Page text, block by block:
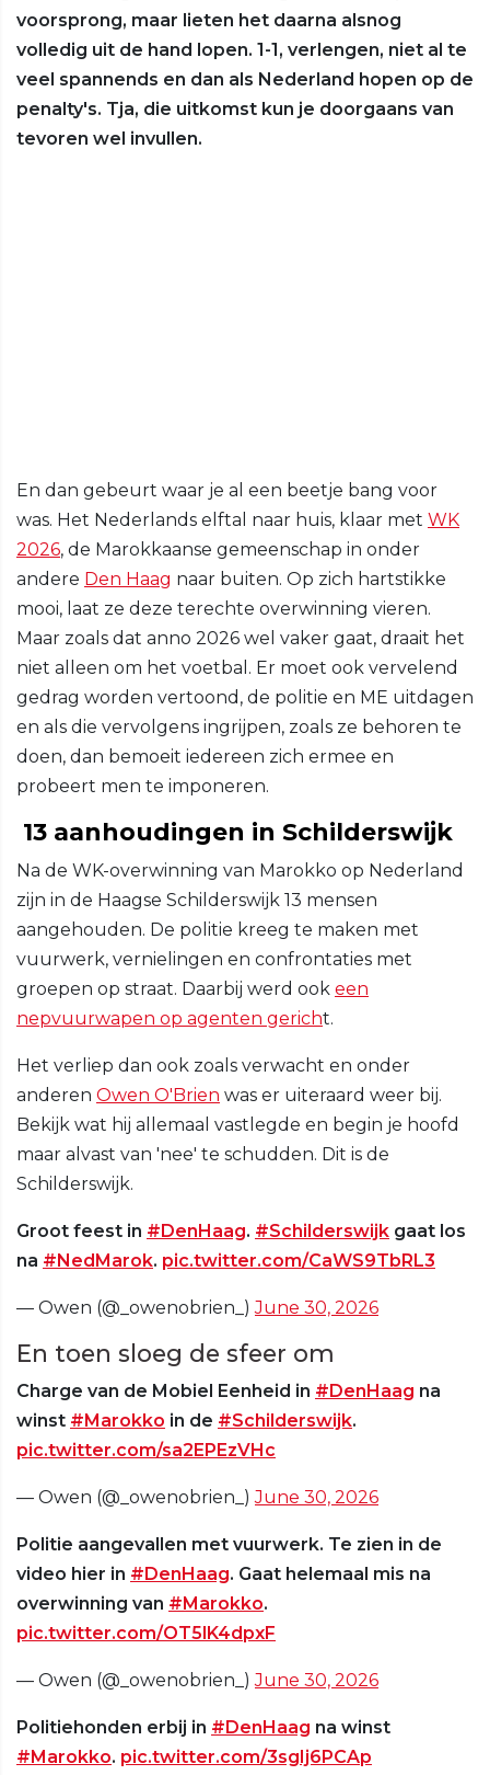
voorsprong, maar lieten het daarna alsnog
volledig uit de hand lopen. 1-1, verlengen, niet al te
veel spannends en dan als Nederland hopen op de
penalty's. Tja, die uitkomst kun je doorgaans van
tevoren wel invullen.
En dan gebeurt waar je al een beetje bang voor
was. Het Nederlands elftal naar huis, klaar met WK
2026, de Marokkaanse gemeenschap in onder
andere Den Haag naar buiten. Op zich hartstikke
mooi, laat ze deze terechte overwinning vieren.
Maar zoals dat anno 2026 wel vaker gaat, draait het
niet alleen om het voetbal. Er moet ook vervelend
gedrag worden vertoond, de politie en ME uitdagen
en als die vervolgens ingrijpen, zoals ze behoren te
doen, dan bemoeit iedereen zich ermee en
probeert men te imponeren.
13 aanhoudingen in Schilderswijk
Na de WK-overwinning van Marokko op Nederland
zijn in de Haagse Schilderswijk 13 mensen
aangehouden. De politie kreeg te maken met
vuurwerk, vernielingen en confrontaties met
groepen op straat. Daarbij werd ook een
nepvuurwapen op agenten gericht.
Het verliep dan ook zoals verwacht en onder
anderen Owen O'Brien was er uiteraard weer bij.
Bekijk wat hij allemaal vastlegde en begin je hoofd
maar alvast van 'nee' te schudden. Dit is de
Schilderswijk.
Groot feest in #DenHaag. #Schilderswijk gaat los
na #NedMarok. pic.twitter.com/CaWS9TbRL3
— Owen (@_owenobrien_)June 30, 2026
En toen sloeg de sfeer om
Charge van de Mobiel Eenheid in #DenHaag na
winst #Marokko in de #Schilderswijk.
pic.twitter.com/sa2EPEzVHc
— Owen (@_owenobrien_)June 30, 2026
Politie aangevallen met vuurwerk. Te zien in de
video hier in #DenHaag. Gaat helemaal mis na
overwinning van #Marokko.
pic.twitter.com/OT5lK4dpxF
— Owen (@_owenobrien_)June 30, 2026
Politiehonden erbij in #DenHaag na winst
#Marokko. pic.twitter.com/3sgIj6PCAp